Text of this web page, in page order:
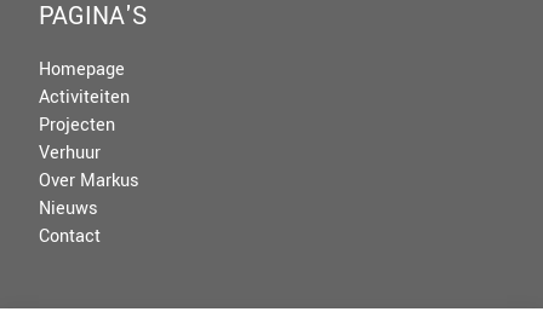
PAGINA'S
Homepage
Activiteiten
Projecten
Verhuur
Over Markus
Nieuws
Contact